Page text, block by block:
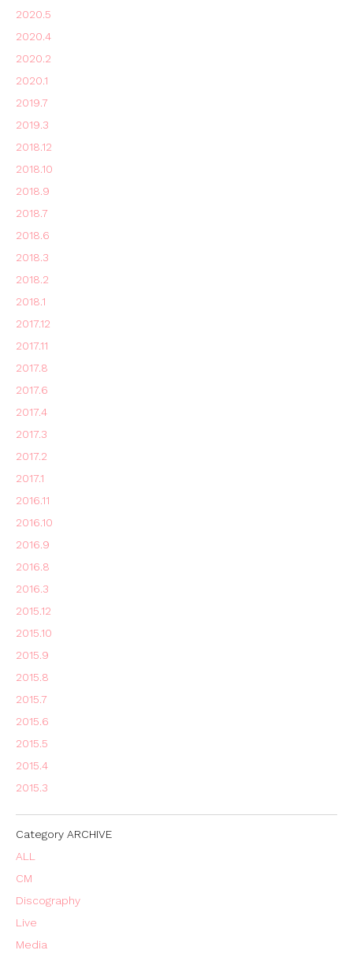
2020.5
2020.4
2020.2
2020.1
2019.7
2019.3
2018.12
2018.10
2018.9
2018.7
2018.6
2018.3
2018.2
2018.1
2017.12
2017.11
2017.8
2017.6
2017.4
2017.3
2017.2
2017.1
2016.11
2016.10
2016.9
2016.8
2016.3
2015.12
2015.10
2015.9
2015.8
2015.7
2015.6
2015.5
2015.4
2015.3
Category ARCHIVE
ALL
CM
Discography
Live
Media